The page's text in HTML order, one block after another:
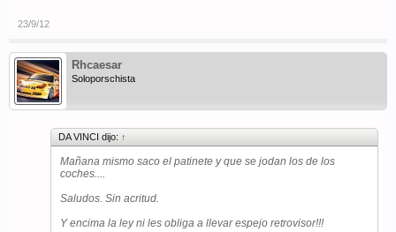
23/9/12
Rhcaesar
Soloporschista
DA VINCI dijo: ↑
Mañana mismo saco el patinete y que se jodan los de los
coches....
Saludos. Sin acritud.
Y encima la ley ni les obliga a llevar espejo retrovisor!!!